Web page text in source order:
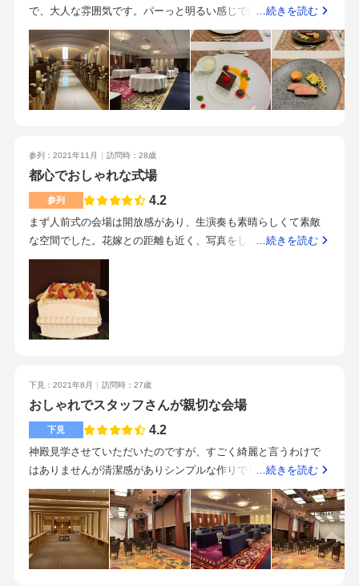
で、大人な雰囲気です。パーっと明るい感じではないですが、
雰囲気がよいです。人数に合わせて、ご案内していただけると
思います。大きいところでは100人以上入ります。どの会場を選
んでも金額的にはあまり変わらないようです。見積りについて
は他のホテルさんとあまり変わらないですが、都民共済連携の
式場さんなので、加入者はかなりお得で式ができるかと思いま
美味しかったです。お料理だけで選ぶなら間違いなく見学した
式場で一番美味しかったです。駅からは7〜8分歩きました。ホ
テルが大きく目立つので重厚感がありオススメです。初めての
会場見学で、親切に教えてくれました。見積りについても相談
にのってくれそうで安心しました。お料理は見学したどの式場
た。なにを選ぶかで式場を決めると良いと思います。エドモン
ドさんはお料理がとってもおいしかったです。専門式場などに
比べるとドレスの数や演出は少なめのように感じました。
…続きを読む
参列：2021年11月 訪問時：28歳
都心でおしゃれな式場
参列 4.2
まず人前式の会場は開放感があり、生演奏も素晴らしくて素敵
な空間でした。花嫁との距離も近く、写真をしっかり撮ること
ができたので嬉しかったです。披露宴会場は開放感を感じれ
て、終始リラックス出来ました。他の口コミでもありますが、
本当に美味しかったです。お皿に5種類のオードブルがのってい
たのですが、そのそれぞれにソースがついており、とても手が
込んでいるのがよくわかるお料理で、感動しました。和洋折衷
料理はもちろん、付け合わせやソースも抜群に美味しく、あわ
せて食べたパンも、とても香りがあって美味しかったです。ド
リンクはすべてノンアルコールでしたが、スパークリングワイ
ンから始まり、ワインもビールもカクテルもあり、種類が多く
てとても楽しめました。駅から迷わずに着きます。実際に歩い
きます。ホテルなので駐車場も完備されている為、友人は車で
来館していました。ドリンクが少なくなっていると、すぐに気
付いてくれました。ゲストのことをしっかり見てくれている印
象を受けました。案内されていた方もすごく丁寧な接客をして
頂けました。おいしいお料理に満足
…続きを読む
下見：2021年8月 訪問時：27歳
おしゃれでスタッフさんが親切な会場
下見 4.2
神殿見学させていただいたのですが、すごく綺麗と言うわけで
はありませんが清潔感がありシンプルな作りでした。床の色が
派手で少し気になりましたが、天井の高い披露宴会場だった
り、ゴージャスな披露宴会場があったり自分に合った会場を見
つけられるかなと思いました。駅から徒歩2分で着くので、打ち
合わせに行く際のことを考えたり、来てくださるゲストのこと
を考えるととても便利な場所だなと感じました。とても丁寧に
…続きを読む